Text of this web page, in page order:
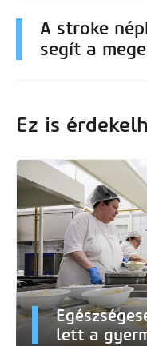
A stroke
segít a
Ez is
lett a